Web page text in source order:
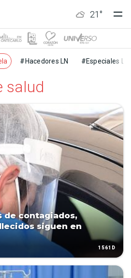
21 °
#Hacedores LN #Especiales LN
salud
de contagiados,
siguen en
1561D